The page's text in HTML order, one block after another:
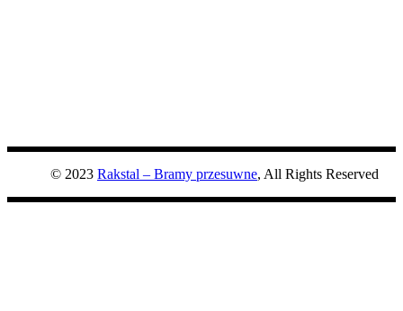
© 2023 Rakstal – Bramy przesuwne, All Rights Reserved